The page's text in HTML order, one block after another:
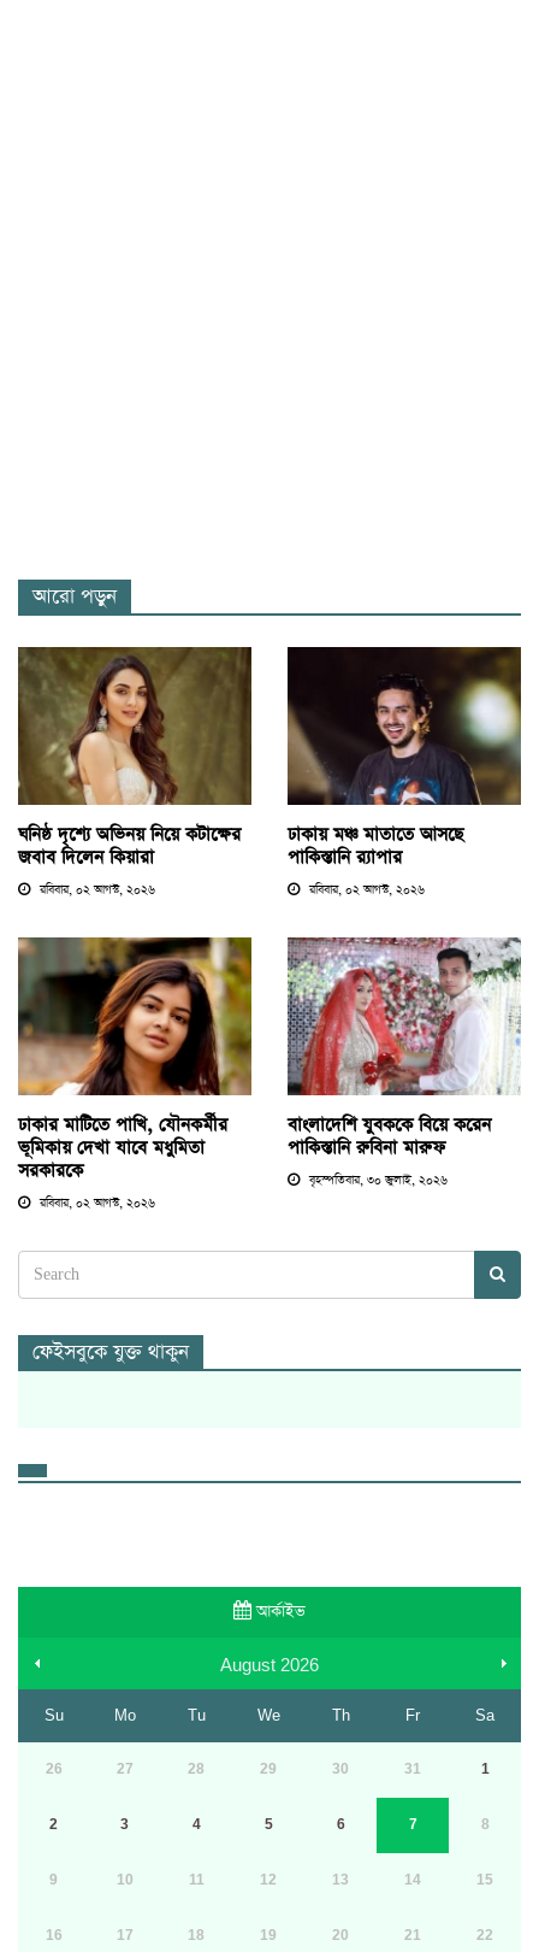
আরো পড়ুন
ঘনিষ্ঠ দৃশ্যে অভিনয় নিয়ে কটাক্ষের
জবাব দিলেন কিয়ারা
রবিবার, ০২ আগস্ট, ২০২৬
ঢাকায় মঞ্চ মাতাতে আসছে
পাকিস্তানি র‍্যাপার
রবিবার, ০২ আগস্ট, ২০২৬
ঢাকার মাটিতে পাখি, যৌনকর্মীর
ভূমিকায় দেখা যাবে মধুমিতা
সরকারকে
রবিবার, ০২ আগস্ট, ২০২৬
বাংলাদেশি যুবককে বিয়ে করেন
পাকিস্তানি রুবিনা মারুফ
বৃহস্পতিবার, ৩০ জুলাই, ২০২৬
ফেইসবুকে যুক্ত থাকুন
আর্কাইভ
August 2026
Su Mo Tu We Th Fr Sa
26 27 28 29 30 31 1
2 3 4 5 6 7 8
9 10 11 12 13 14 15
16 17 18 19 20 21 22